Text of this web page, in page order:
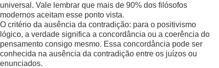
universal. Vale lembrar que mais de 90% dos filósofos
modernos aceitam esse ponto vista.
O critério da ausência da contradição: para o positivismo
lógico, a verdade significa a concordância ou a coerência do
pensamento consigo mesmo. Essa concordância pode ser
conhecida na ausência da contradição entre os juízos ou
enunciados.